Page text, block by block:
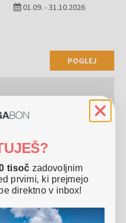
destinacija za kulturni oddih in
01.09. -31.10.2026
POGLEJ
2 NOČI
tisoč zadovoljnim
prvimi, ki prejmejo
direktno v inbox!